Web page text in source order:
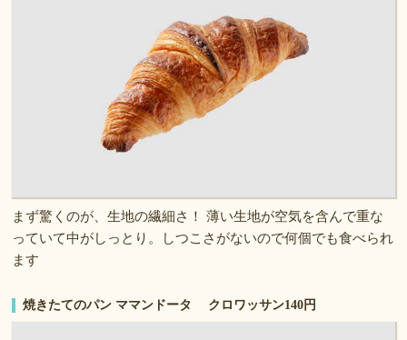
まず驚くのが、生地の繊細さ！ 薄い生地が空気を含んで重な
っていて中がしっとり。しつこさがないので何個でも食べられ
ます
焼きたてのパン ママンドータ クロワッサン140円